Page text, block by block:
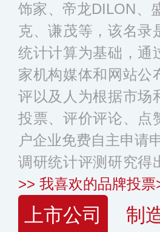
饰家、帝龙DILON、
克、谦茂等，该名录
统计计算为基础，通
家机构媒体和网站公
评以及人为根据市场
投票、评价评论、点
户企业免费自主申请
调研统计评测研究得
>> 我喜欢的品牌投票
上市公司 制